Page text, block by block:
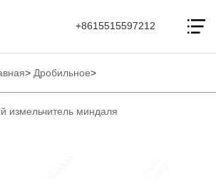
+8615515597212
> Дробильное>
измельчитель миндаля